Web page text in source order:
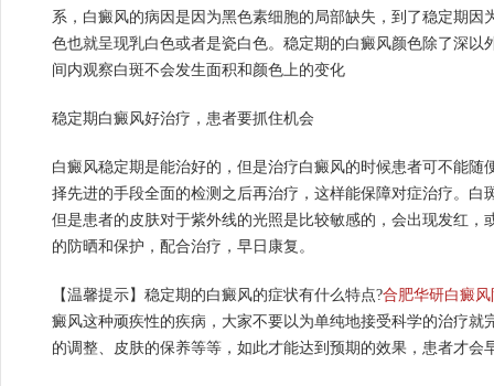
系，白癜风的病因是因为黑色素细胞的局部缺失，到了稳定期因
色也就呈现乳白色或者是瓷白色。稳定期的白癜风颜色除了深以
间内观察白斑不会发生面积和颜色上的变化
稳定期白癜风好治疗，患者要抓住机会
白癜风稳定期是能治好的，但是治疗白癜风的时候患者可不能随
择先进的手段全面的检测之后再治疗，这样能保障对症治疗。白
但是患者的皮肤对于紫外线的光照是比较敏感的，会出现发红，
的防晒和保护，配合治疗，早日康复。
【温馨提示】稳定期的白癜风的症状有什么特点?合肥华研白癜
癜风这种顽疾性的疾病，大家不要以为单纯地接受科学的治疗就
的调整、皮肤的保养等等，如此才能达到预期的效果，患者才会